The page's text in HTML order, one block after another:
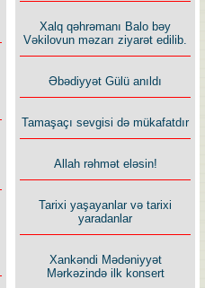
Xalq qəhrəmanı Balo bəy
Vəkilovun məzarı ziyarət edilib.
Əbədiyyət Gülü anıldı
Tamaşaçı sevgisi də mükafatdır
Allah rəhmət eləsin!
Tarixi yaşayanlar və tarixi
yaradanlar
Xankəndi Mədəniyyət
Mərkəzində ilk konsert